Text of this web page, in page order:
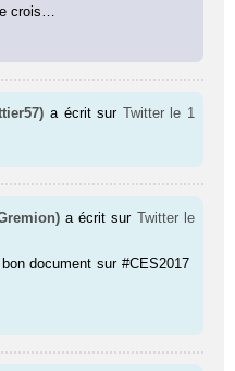
crois…
a écrit sur Twitter le 1
a écrit sur Twitter le
document sur #CES2017